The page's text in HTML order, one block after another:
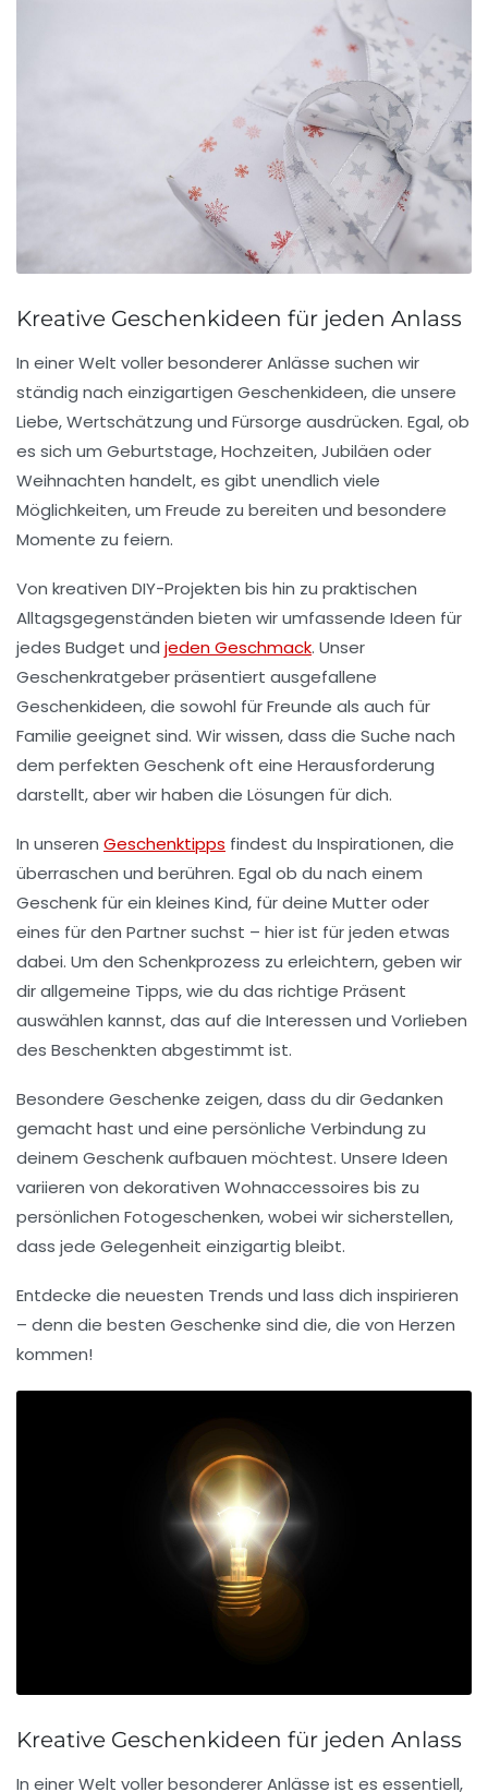
Kreative Geschenkideen für jeden Anlass
In einer Welt voller besonderer Anlässe suchen wir
ständig nach einzigartigen Geschenkideen, die unsere
Liebe,Wertschätzung und Fürsorge ausdrücken. Egal, ob
es sich um Geburtstage,Hochzeiten,Jubiläen oder
Weihnachten handelt, es gibt unendlich viele
Möglichkeiten, um Freude zu bereiten und besondere
Momente zu feiern.
Von kreativen DIY-Projekten bis hin zu praktischen
Alltagsgegenständen bieten wir umfassende Ideen für
jedes Budget und jeden Geschmack. Unser
Geschenkratgeber präsentiert ausgefallene
Geschenkideen, die sowohl fürFreunde als auch für
Familie geeignet sind. Wir wissen, dass die Suche nach
dem perfekten Geschenk oft eine Herausforderung
darstellt, aber wir haben die Lösungen für dich.
In unseren Geschenktipps findest du Inspirationen, die
überraschen und berühren. Egal ob du nach einem
Geschenk für ein kleines Kind, für deine Mutter oder
eines für den Partner suchst – hier ist für jeden etwas
dabei. Um den Schenkprozess zu erleichtern, geben wir
dir allgemeine Tipps, wie du das richtige Präsent
auswählen kannst, das auf die Interessen und Vorlieben
des Beschenkten abgestimmt ist.
Besondere Geschenke zeigen, dass du dir Gedanken
gemacht hast und eine persönliche Verbindung zu
deinem Geschenkaufbauen möchtest. Unsere Ideen
variieren von dekorativen Wohnaccessoires bis zu
persönlichen Fotogeschenken, wobei wir sicherstellen,
dass jede Gelegenheit einzigartig bleibt.
Entdecke die neuesten Trends und lass dich inspirieren
– denn die besten Geschenke sind die, die von Herzen
kommen!
Kreative Geschenkideen für jeden Anlass
In einer Welt voller besonderer Anlässe ist es essentiell,